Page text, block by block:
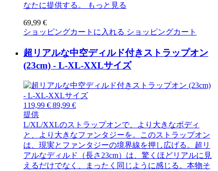
なたに提供する。
もっと見る
69,99 €
ショッピングカートに入れる ショッピングカート
超リアルな中空ディルド付きストラップオン
(23cm) - L-XL-XXLサイズ
119,99 € 89,99 €
提供
L/XL/XXLのストラップオンで、より大きなボディ
と、より大きなファンタジーを。このストラップオン
は、現実とファンタジーの境界線を押し広げる。超リ
アルなディルド（長さ23cm）は、驚くほどリアルに見
えるだけでなく、まったく同じように感じる。本物そ